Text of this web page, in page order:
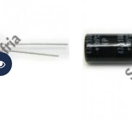
fabricante para obter